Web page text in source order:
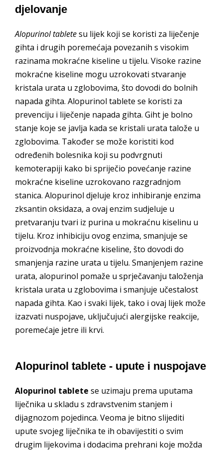
djelovanje
Alopurinol tabletesu lijek koji se koristi za liječenje
gihta i drugih poremećaja povezanih s visokim
razinama mokraćne kiseline u tijelu. Visoke razine
mokraćne kiseline mogu uzrokovati stvaranje
kristala urata u zglobovima, što dovodi do bolnih
napada gihta. Alopurinol tablete se koristi za
prevenciju i liječenje napada gihta. Giht je bolno
stanje koje se javlja kada se kristali urata talože u
zglobovima. Također se može koristiti kod
određenih bolesnika koji su podvrgnuti
kemoterapiji kako bi spriječio povećanje razine
mokraćne kiseline uzrokovano razgradnjom
stanica. Alopurinol djeluje kroz inhibiranje enzima
zksantin oksidaza, a ovaj enzim sudjeluje u
pretvaranju tvari iz purina u mokraćnu kiselinu u
tijelu. Kroz inhibiciju ovog enzima, smanjuje se
proizvodnja mokraćne kiseline, što dovodi do
smanjenja razine urata u tijelu. Smanjenjem razine
urata, alopurinol pomaže u sprječavanju taloženja
kristala urata u zglobovima i smanjuje učestalost
napada gihta. Kao i svaki lijek, tako i ovaj lijek može
izazvati nuspojave, uključujući alergijske reakcije,
poremećaje jetre ili krvi.
Alopurinol tablete - upute i nuspojave
Alopurinol tablete se uzimaju prema uputama
liječnika u skladu s zdravstvenim stanjem i
dijagnozom pojedinca. Veoma je bitno slijediti
upute svojeg liječnika te ih obavijestiti o svim
drugim lijekovima i dodacima prehrani koje možda